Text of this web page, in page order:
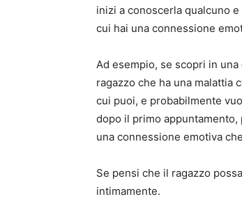
inizi a conoscerla qualcuno
cui hai una connessione
Ad esempio, se scopri in
ragazzo che ha una malattia
cui puoi, e probabilmente
dopo il primo appuntamento,
una connessione emotiva
Se pensi che il ragazzo
intimamente.